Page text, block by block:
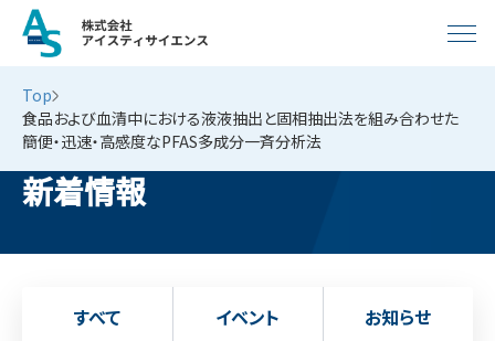
Top
食品および血清中における液液抽出と固相抽出法を組み合わせた
簡便・迅速・高感度なPFAS多成分一斉分析法
新着情報
すべて イベント お知らせ